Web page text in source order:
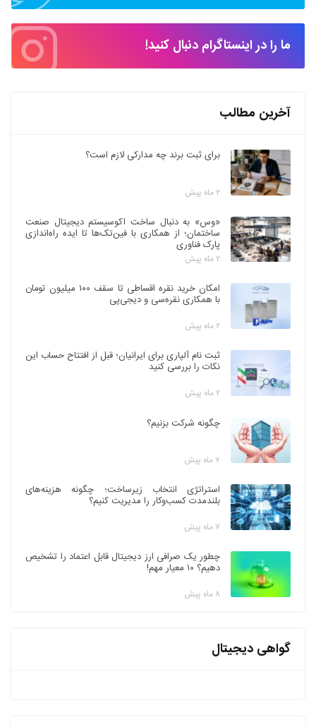
ما را در اینستاگرام دنبال کنید!
آخرین مطالب
برای ثبت برند چه مدارکی لازم است؟
۲ ماه پیش
«وس» به دنبال ساخت اکوسیستم دیجیتال صنعت
ساختمان؛ از همکاری با فین‌تک‌ها تا ایده راه‌اندازی
پارک فناوری
۲ ماه پیش
امکان خرید نقره اقساطی تا سقف ۱۰۰ میلیون تومان
با همکاری نقره‌سی و دیجی‌پی
۲ ماه پیش
ثبت نام آلپاری برای ایرانیان؛ قبل از افتتاح حساب این
نکات را بررسی کنید
۲ ماه پیش
چگونه شرکت بزنیم؟
۷ ماه پیش
استراتژی انتخاب زیرساخت؛ چگونه هزینه‌های
بلندمدت کسب‌وکار را مدیریت کنیم؟
۷ ماه پیش
چطور یک صرافی ارز دیجیتال قابل اعتماد را تشخیص
دهیم؟ ۱۰ معیار مهم!
۸ ماه پیش
گواهی دیجیتال